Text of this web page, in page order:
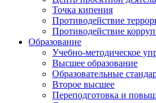
Точка кипения
Противодействие
Противодействие
Образование
Учебно-методическое
Высшее образование
Образовательные
Второе высшее
Переподготовка и